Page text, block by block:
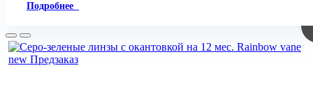
Подробнее
new Предзаказ